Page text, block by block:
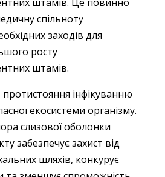
спільноту
заходів для
росту
штамів.
інфікуванню
екосистеми організму.
слизової оболонки
забезпечує захист від
шляхів, конкурує